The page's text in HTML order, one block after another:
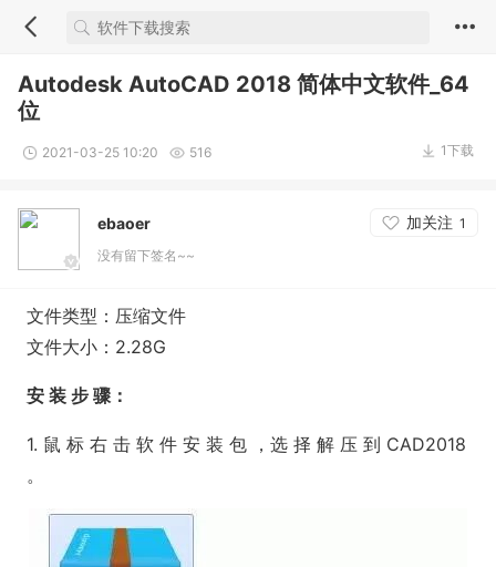
Autodesk AutoCAD 2018 简体中文软件_64
位
2021-03-25 10:20 516 1下载
ebaoer 加关注 1
没有留下签名~~
文件类型：压缩文件
文件大小：2.28G
安 装 步 骤：
1. 鼠 标 右 击 软 件 安 装 包 ，选 择 解 压 到 CAD2018
。